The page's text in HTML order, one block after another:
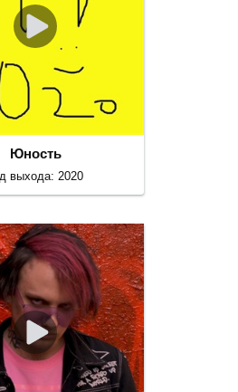
Юность
выхода: 2020